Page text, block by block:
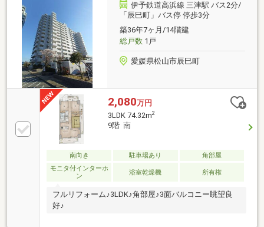
伊予鉄道高浜線 三津駅 バス2分/
「辰巳町」バス停 停歩3分
築36年7ヶ月/14階建
総戸数1戸
愛媛県松山市辰巳町
2,080万円
3LDK 74.32m2
9階 南
南向き 駐車場あり
角部屋
モニタ付インターホ
ン
浴室乾燥機 所有権
フルリフォーム♪3LDK♪角部屋♪3面バルコニー眺望良
好♪